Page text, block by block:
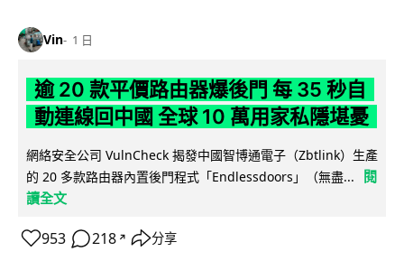
Vin 1 日
逾 20 款平價路由器爆後門 每 35 秒自
動連線回中國 全球 10 萬用家私隱堪憂
網絡安全公司 VulnCheck 揭發中國智博通電子（Zbtlink）生產
的 20 多款路由器內置後門程式「Endlessdoors」（無盡...
閱
讀全文
953 218 ↗ 分享